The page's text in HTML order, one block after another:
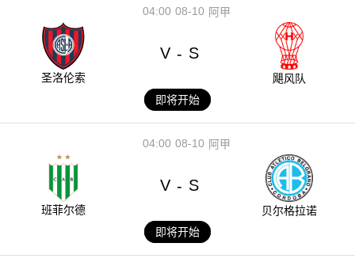
08-10
04:00 阿甲
圣洛伦索
V - S
飓风队
即将开始
08-10
04:00 阿甲
班菲尔德
V - S
贝尔格拉诺
即将开始